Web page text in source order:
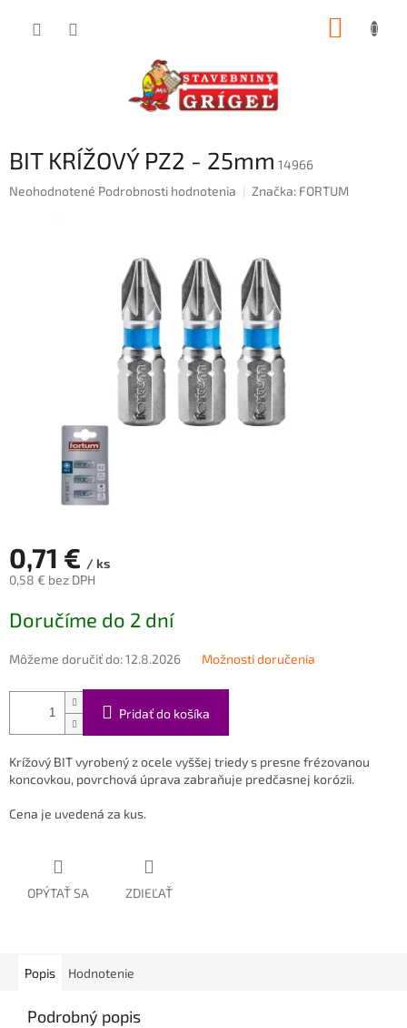
BIT KRÍŽOVÝ PZ2 - 25mm 14966
Priemerné
Neohodnotené Podrobnosti hodnotenia Značka: FORTUM
0,71 € / ks
0,58 € bez DPH
cena:
Doručíme do 2 dní
Môžeme doručiť do:12.8.2026 Možnosti doručenia
Pridať do košíka
Krížový BIT vyrobený z ocele vyššej triedy s presne frézovanou
koncovkou, povrchová úprava zabraňuje predčasnej korózii.
Cena je uvedená za kus.
OPÝTAŤ SA ZDIEĽAŤ
Popis Hodnotenie
Podrobný popis